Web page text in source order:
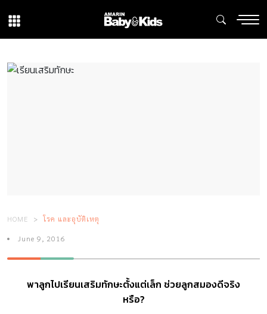
HOME โรค และอุบัติเหตุ
June 9, 2016
พาลูกไปเรียนเสริมทักษะตั้งแต่เล็ก ช่วยลูกสมองดีจริง
หรือ?